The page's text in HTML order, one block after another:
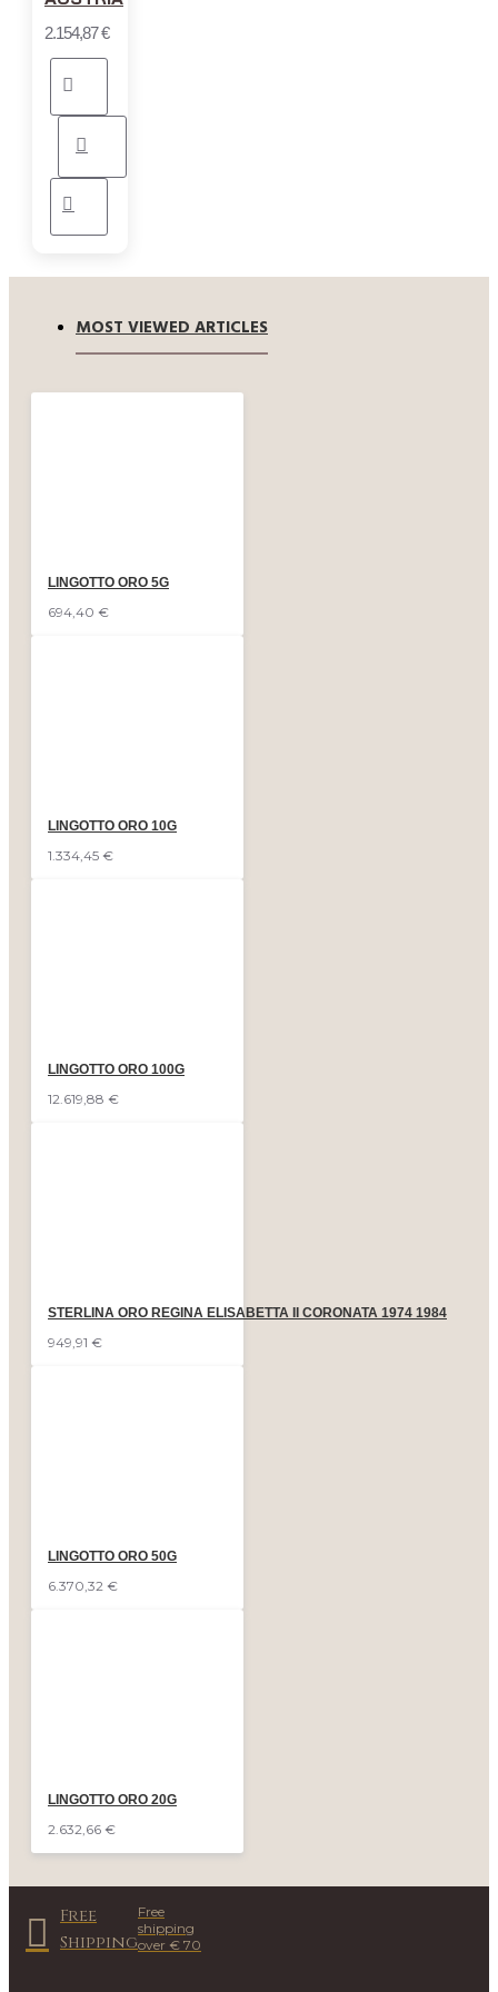
2.154,87 €
MOST VIEWED ARTICLES
LINGOTTO ORO 5G
694,40 €
LINGOTTO ORO 10G
1.334,45 €
LINGOTTO ORO 100G
12.619,88 €
STERLINA ORO REGINA ELISABETTA II CORONATA 1974 1984
949,91 €
LINGOTTO ORO 50G
6.370,32 €
LINGOTTO ORO 20G
2.632,66 €
Free
Shipping
Free
shipping
over € 70